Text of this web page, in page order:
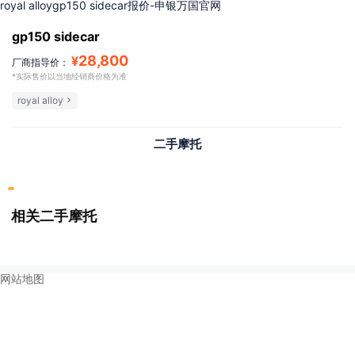
royal alloygp150 sidecar报价-申银万国官网
gp150 sidecar
厂商指导价： ¥28,800
*实际售价以当地经销商价格为准
royal alloy
二手摩托
相关二手摩托
网站地图